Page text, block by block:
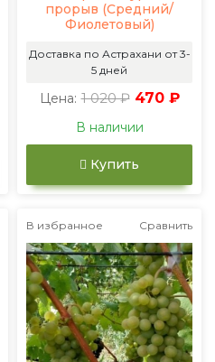
прорыв (Средний/
Фиолетовый)
Доставка по Астрахани от 3-
5 дней
Цена: 1 020 ₽ 470 ₽
В наличии
Купить
В избранное Сравнить